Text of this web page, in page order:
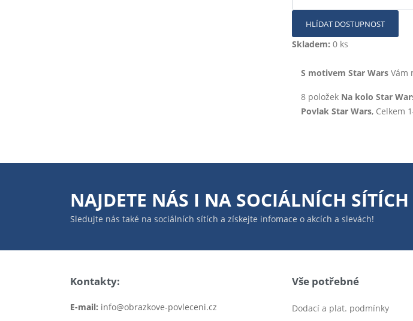
HLÍDAT DOSTUPNOST
Skladem: 0 ks
S motivem Star WarsVám
8 položek Na kolo Star
Povlak Star Wars, Celkem
NAJDETE NÁS I NA SOCIÁLNÍCH SÍTÍCH
Sledujte nás také na sociálních sítích a získejte infomace o akcích a slevách!
Kontakty:
E-mail: info@obrazkove-povleceni.cz
Vše potřebné
Dodací a plat. podmínky